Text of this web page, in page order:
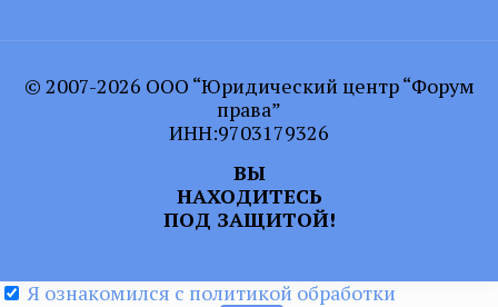
© 2007-2026 ООО “Юридический центр “Форум
права”
ИНН:9703179326
ВЫ
НАХОДИТЕСЬ
ПОД ЗАЩИТОЙ!
Я ознакомился с политикой обработки